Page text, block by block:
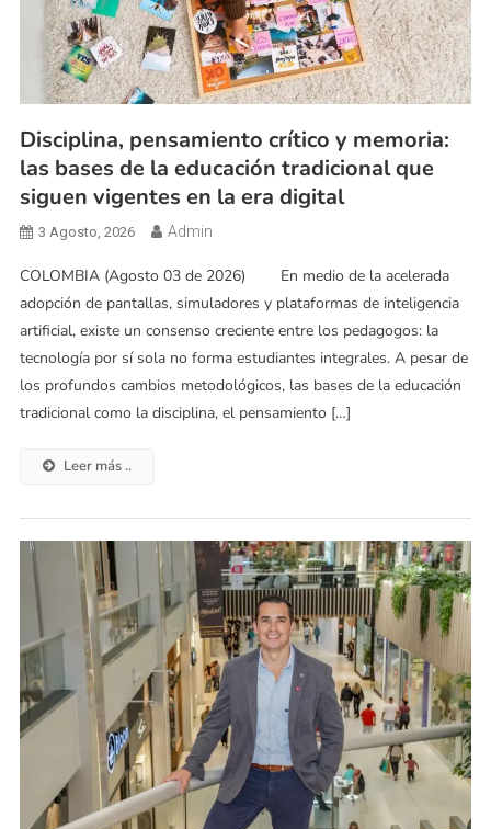
Disciplina, pensamiento crítico y memoria:
las bases de la educación tradicional que
siguen vigentes en la era digital
3 Agosto, 2026 Admin
COLOMBIA (Agosto 03 de 2026) En medio de la acelerada
adopción de pantallas, simuladores y plataformas de inteligencia
artificial, existe un consenso creciente entre los pedagogos: la
tecnología por sí sola no forma estudiantes integrales. A pesar de
los profundos cambios metodológicos, las bases de la educación
tradicional como la disciplina, el pensamiento […]
Leer más ..